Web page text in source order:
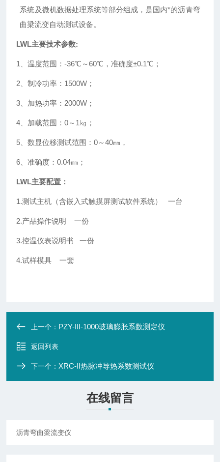
系统及微机数据处理系统等部分组成，是国内*的沥青弯
曲梁流变自动测试设备。
LWL主要技术参数:
1 、温度范围：-36℃～60℃，准确度±0.1℃；
2 、制冷功率： 1500W ；
3 、加热功率： 2000W ；
4 、加载范围：0～ 1 ㎏；
5 、数显位移测试范围：0～40㎜，
6 、准确度：0.04㎜；
LWL主要配置：
1.测试主机（含嵌入式触摸屏测试软件系统） 一台
2.产品操作说明 一份
3.控温仪表说明书 一份
4.试样模具 一套
上一个： PZY-III-1000玻璃膨胀系数测定仪
返回列表
下一个： XRC-II热脉冲导热系数测试仪
在线留言